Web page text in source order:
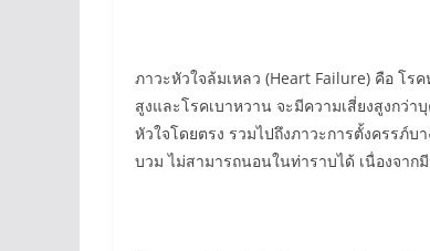
ภาวะหัวใจล้มเหลว (Heart Failure) คือ โร
สูงและโรคเบาหวาน จะมีความเสี่ยงสูงกว่
หัวใจโดยตรง รวมไปถึงภาวะการตั้งครรภ์บ
บวม ไม่สามารถนอนในท่าราบได้ เนื่องจา